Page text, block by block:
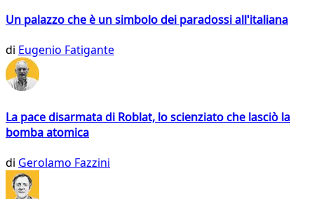
Un palazzo che è un simbolo dei paradossi all'italiana
di Eugenio Fatigante
La pace disarmata di Roblat, lo scienziato che lasciò la
bomba atomica
di Gerolamo Fazzini